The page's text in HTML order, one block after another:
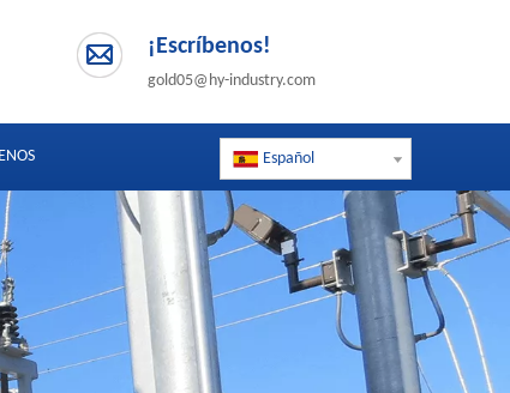
¡Escríbenos!
gold05@hy-industry.com
Español